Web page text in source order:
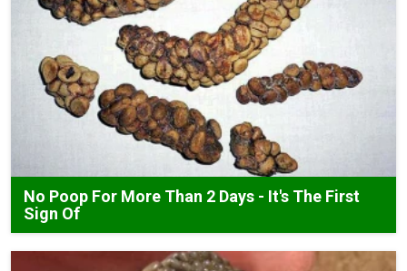
No Poop For More Than 2 Days - It's The First
Sign Of